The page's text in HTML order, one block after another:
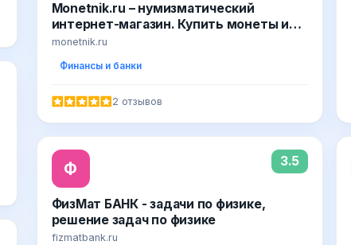
Monetnik.ru – нумизматический
интернет-магазин. Купить монеты и
банкноты с доставкой по РФ и миру
monetnik.ru
Финансы и банки
2 отзывов
Ф 3.5
ФизМат БАНК - задачи по физике,
решение задач по физике
fizmatbank.ru